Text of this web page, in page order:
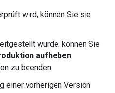
wird, können Sie sie
wurde, können Sie
aufheben
zu beenden.
einer vorherigen Version